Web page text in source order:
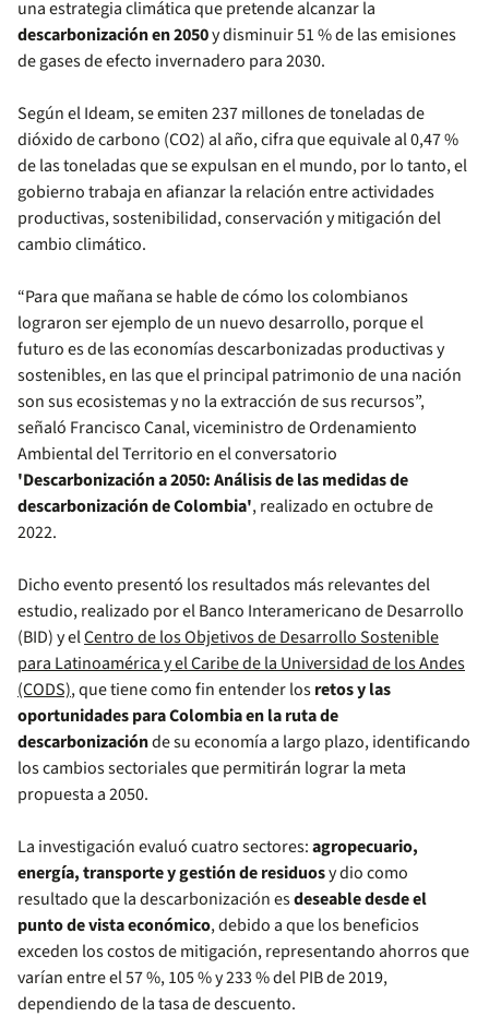
una estrategia climática que pretende alcanzar la
descarbonización en 2050y disminuir 51 % de las emisiones
de gases de efecto invernadero para 2030.
Según el Ideam, se emiten 237 millones de toneladas de
dióxido de carbono (CO2) al año, cifra que equivale al 0,47 %
de las toneladas que se expulsan en el mundo, por lo tanto, el
gobierno trabaja en afianzar la relación entre actividades
productivas, sostenibilidad, conservación y mitigación del
cambio climático.
“Para que mañana se hable de cómo los colombianos
lograron ser ejemplo de un nuevo desarrollo, porque el
futuro es de las economías descarbonizadas productivas y
sostenibles, en las que el principal patrimonio de una nación
son sus ecosistemas y no la extracción de sus recursos”,
señaló Francisco Canal, viceministro de Ordenamiento
Ambiental del Territorio en el conversatorio
'Descarbonización a 2050: Análisis de las medidas de
descarbonización de Colombia', realizado en octubre de
2022.
Dicho evento presentó los resultados más relevantes del
estudio, realizado por el Banco Interamericano de Desarrollo
(BID) y elCentro de los Objetivos de Desarrollo Sostenible
para Latinoamérica y el Caribe de la Universidad de los Andes
(CODS), que tiene como fin entender losretos y las
oportunidades para Colombia en la ruta de
descarbonizaciónde su economía a largo plazo, identificando
los cambios sectoriales que permitirán lograr la meta
propuesta a 2050.
La investigación evaluó cuatro sectores:agropecuario,
energía, transporte y gestión de residuosy dio como
resultado que la descarbonización esdeseable desde el
punto de vista económico, debido a que los beneficios
exceden los costos de mitigación, representando ahorros que
varían entre el 57 %, 105 % y 233 % del PIB de 2019,
dependiendo de la tasa de descuento.